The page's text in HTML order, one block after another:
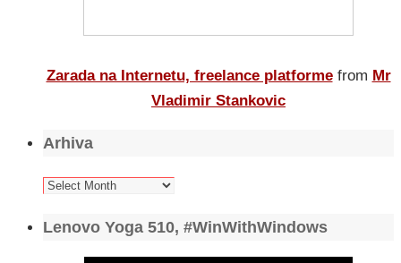
Zarada na Internetu, freelance platforme from Mr
Vladimir Stankovic
Arhiva
Arhiva
Lenovo Yoga 510, #WinWithWindows